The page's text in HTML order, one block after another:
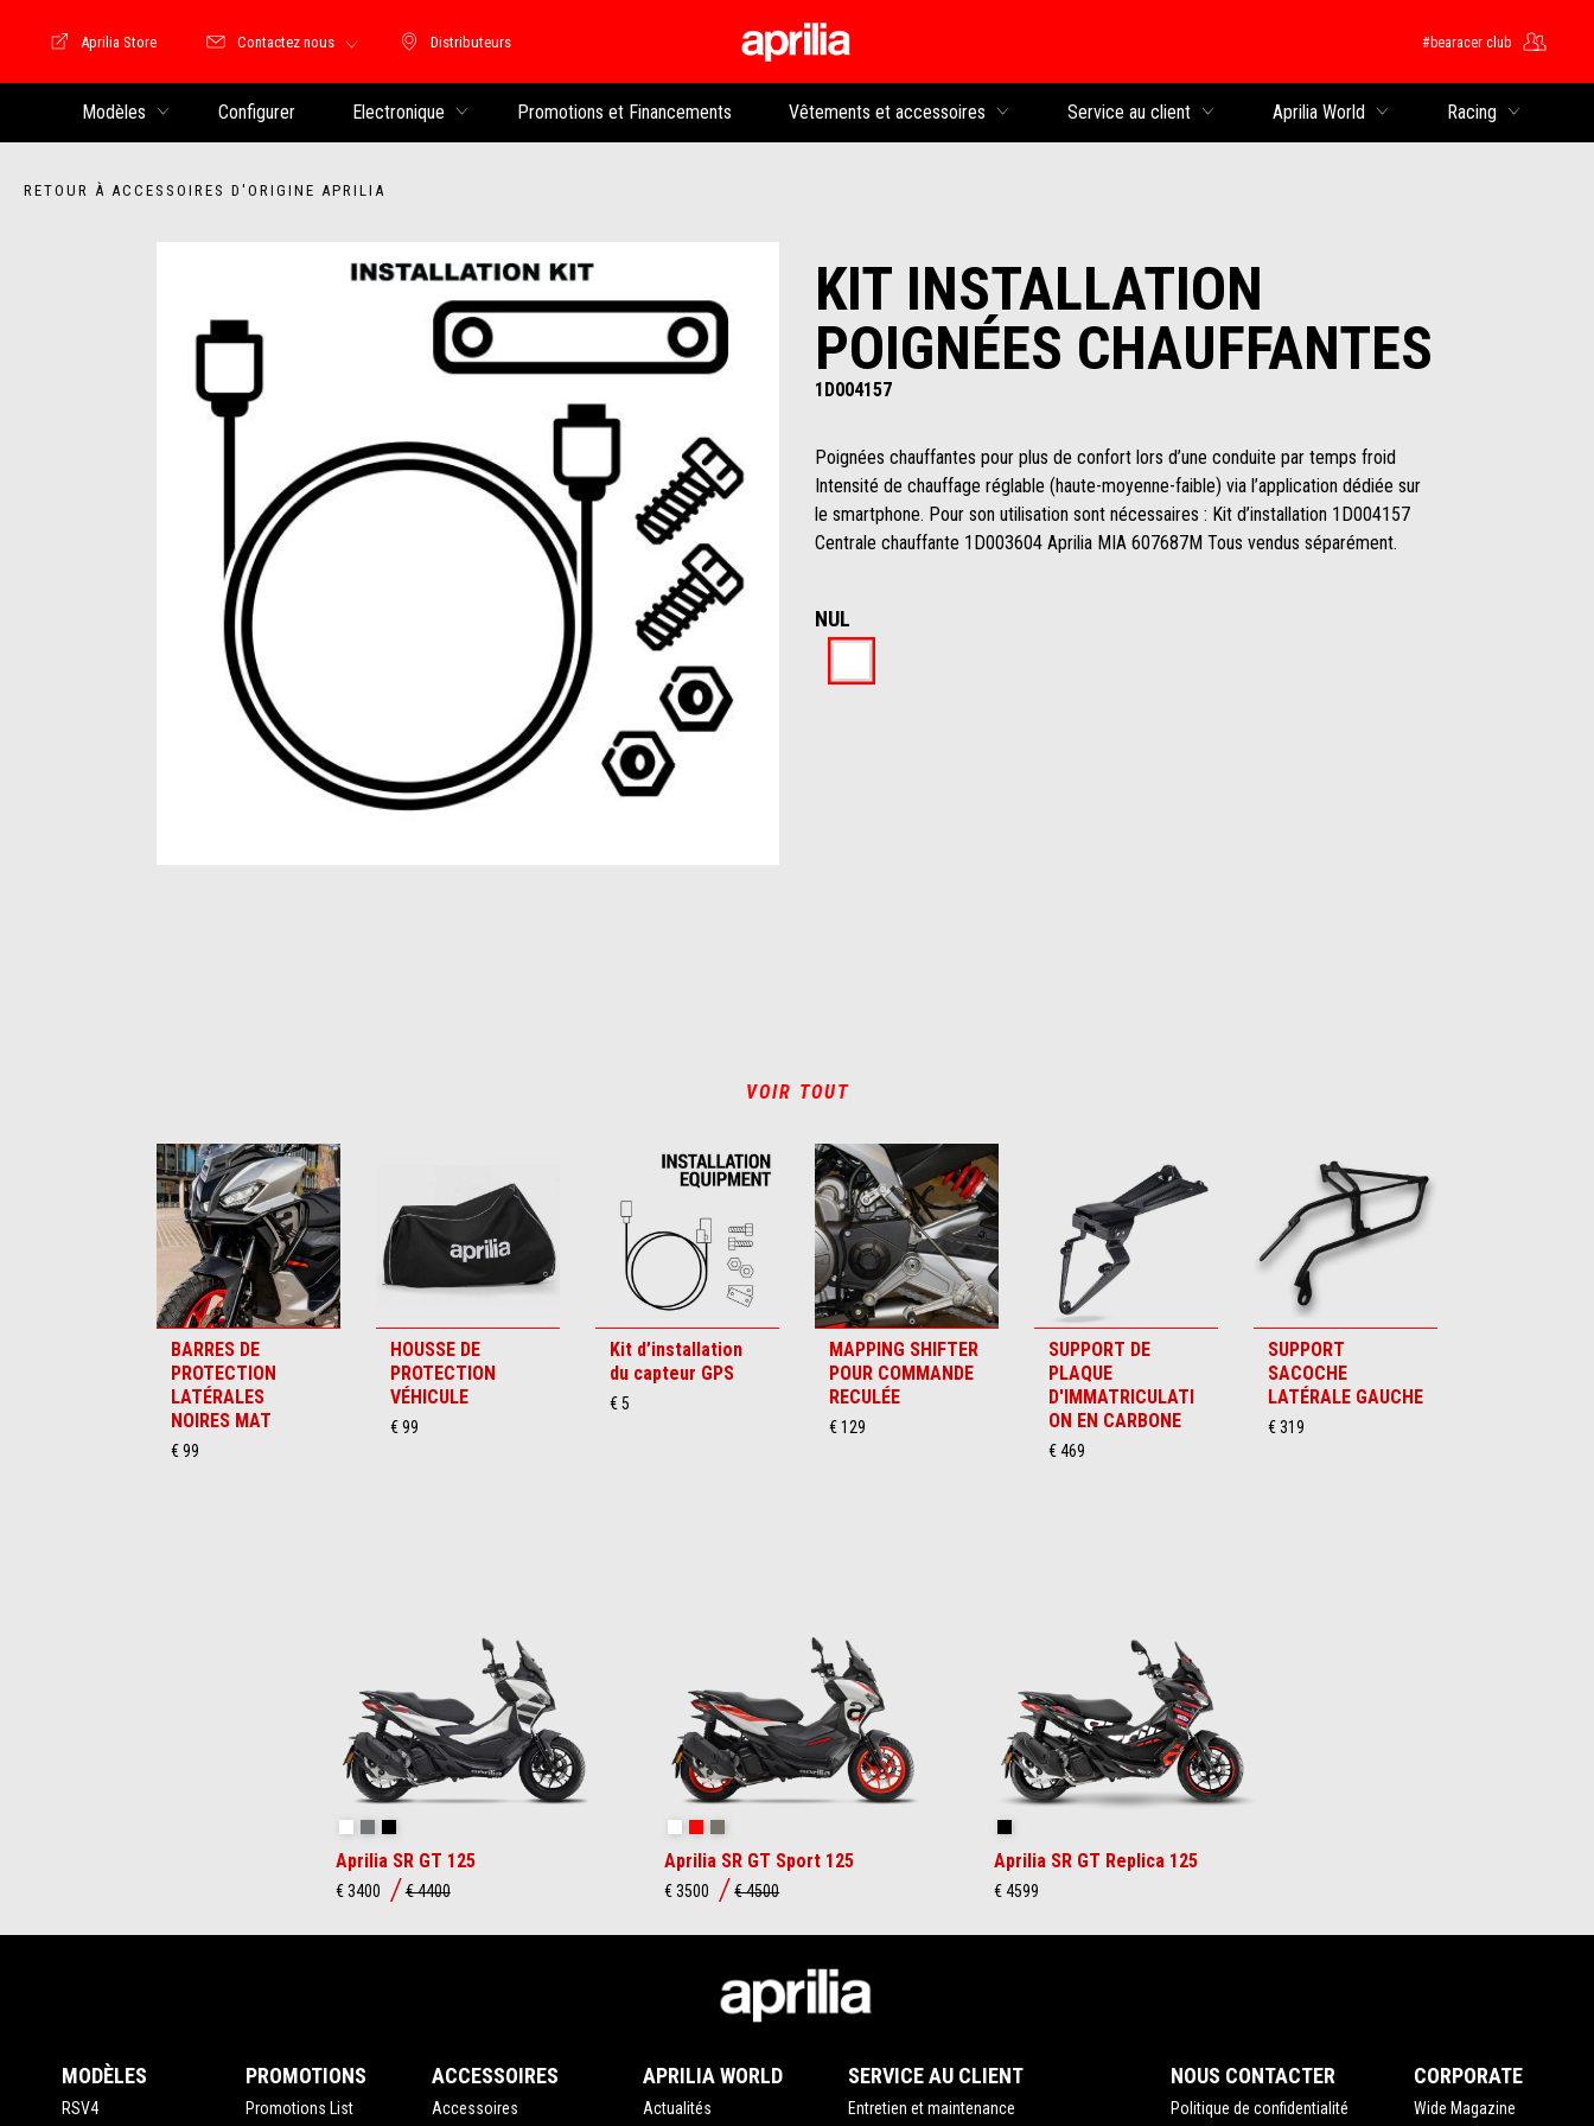
Distributeurs
Distributeurs
Store Motoguzzi
Aprilia Store Contactez nous #bearacer club
Modèles Configurer Electronique Promotions et Financements Vêtements et accessoires Service au client Aprilia World Racing
RETOUR À ACCESSOIRES D'ORIGINE APRILIA
KIT INSTALLATION
POIGNÉES CHAUFFANTES
1D004157
Poignées chauffantes pour plus de confort lors d’une conduite par temps froid
Intensité de chauffage réglable (haute-moyenne-faible) via l’application dédiée sur
le smartphone. Pour son utilisation sont nécessaires : Kit d’installation 1D004157
Centrale chauffante 1D003604 Aprilia MIA 607687M Tous vendus séparément.
NUL
VOIR TOUT
BARRES DE
PROTECTION
LATÉRALES
NOIRES MAT
€ 99
HOUSSE DE
PROTECTION
VÉHICULE
€ 99
Kit d’installation
du capteur GPS
€ 5
MAPPING SHIFTER
POUR COMMANDE
RECULÉE
€ 129
SUPPORT DE
PLAQUE
D'IMMATRICULATI
ON EN CARBONE
€ 469
SUPPORT
SACOCHE
LATÉRALE GAUCHE
€ 319
Item
Aprilia SR GT 125
€ 3400 € 4400
Aprilia SR GT Sport 125
€ 3500 € 4500
Aprilia SR GT Replica 125
€ 4599
MODÈLES
RSV4
PROMOTIONS
Promotions List
ACCESSOIRES
Accessoires
APRILIA WORLD
Actualités
SERVICE AU CLIENT
Entretien et maintenance
NOUS CONTACTER
Politique de confidentialité
CORPORATE
Wide Magazine